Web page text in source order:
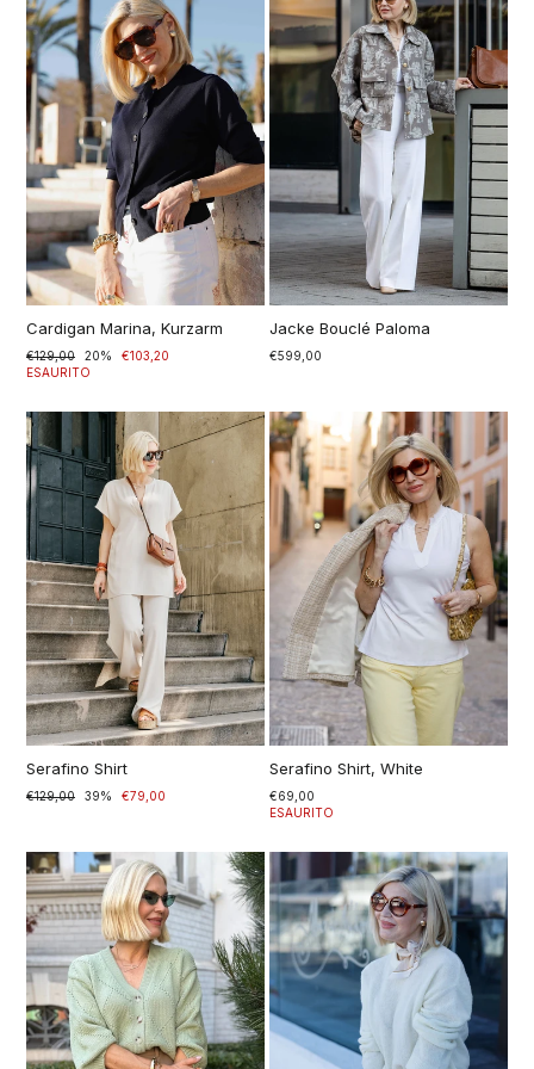
Cardigan Marina, Kurzarm
Prezzo
di
€129,00
Prezzo
scontato
20%
€103,20
ESAURITO
Jacke Bouclé Paloma
€599,00
Serafino Shirt
Prezzo
€129,00
Prezzo
39% €79,00
Serafino Shirt, White
€69,00
ESAURITO